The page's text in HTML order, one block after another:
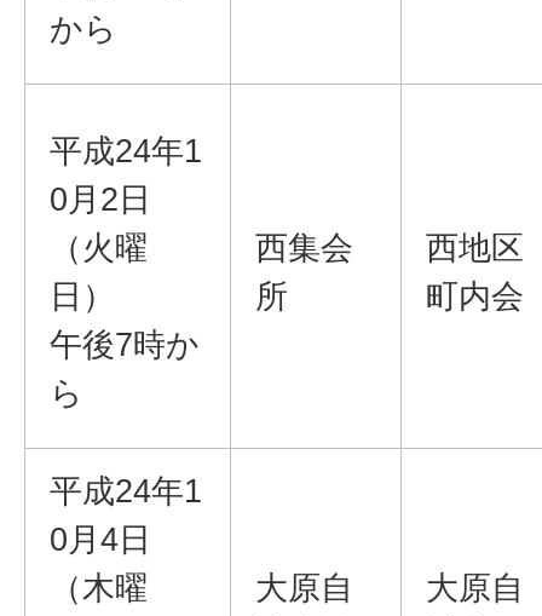
から
平成24年1
0月2日
（火曜
日）
午後7時か
ら
西集会
所
西地区
町内会
平成24年1
0月4日
（木曜
大原自
大原自